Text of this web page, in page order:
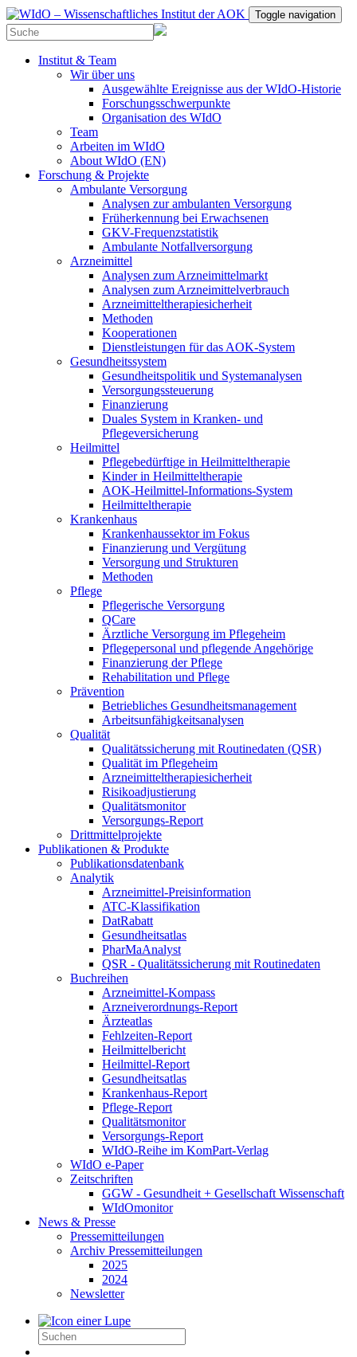
Toggle navigation
Institut & Team
Wir über uns
Ausgewählte Ereignisse aus der WIdO-Historie
Forschungsschwerpunkte
Organisation des WIdO
Team
Arbeiten im WIdO
About WIdO (EN)
Forschung & Projekte
Ambulante Versorgung
Analysen zur ambulanten Versorgung
Früherkennung bei Erwachsenen
GKV-Frequenzstatistik
Ambulante Notfallversorgung
Arzneimittel
Analysen zum Arzneimittelmarkt
Analysen zum Arzneimittelverbrauch
Arzneimitteltherapiesicherheit
Methoden
Kooperationen
Dienstleistungen für das AOK-System
Gesundheitssystem
Gesundheitspolitik und Systemanalysen
Versorgungssteuerung
Finanzierung
Duales System in Kranken- und
Pflegeversicherung
Heilmittel
Pflegebedürftige in Heilmitteltherapie
Kinder in Heilmitteltherapie
AOK-Heilmittel-Informations-System
Heilmitteltherapie
Krankenhaus
Krankenhaussektor im Fokus
Finanzierung und Vergütung
Versorgung und Strukturen
Methoden
Pflege
Pflegerische Versorgung
QCare
Ärztliche Versorgung im Pflegeheim
Pflegepersonal und pflegende Angehörige
Finanzierung der Pflege
Rehabilitation und Pflege
Prävention
Betriebliches Gesundheitsmanagement
Arbeitsunfähigkeitsanalysen
Qualität
Qualitätssicherung mit Routinedaten (QSR)
Qualität im Pflegeheim
Arzneimitteltherapiesicherheit
Risikoadjustierung
Qualitätsmonitor
Versorgungs-Report
Drittmittelprojekte
Publikationen & Produkte
Publikationsdatenbank
Analytik
Arzneimittel-Preisinformation
ATC-Klassifikation
DatRabatt
Gesundheitsatlas
PharMaAnalyst
QSR - Qualitätssicherung mit Routinedaten
Buchreihen
Arzneimittel-Kompass
Arzneiverordnungs-Report
Ärzteatlas
Fehlzeiten-Report
Heilmittelbericht
Heilmittel-Report
Gesundheitsatlas
Krankenhaus-Report
Pflege-Report
Qualitätsmonitor
Versorgungs-Report
WIdO-Reihe im KomPart-Verlag
WIdO e-Paper
Zeitschriften
GGW - Gesundheit + Gesellschaft Wissenschaft
WIdOmonitor
News & Presse
Pressemitteilungen
Archiv Pressemitteilungen
2025
2024
Newsletter